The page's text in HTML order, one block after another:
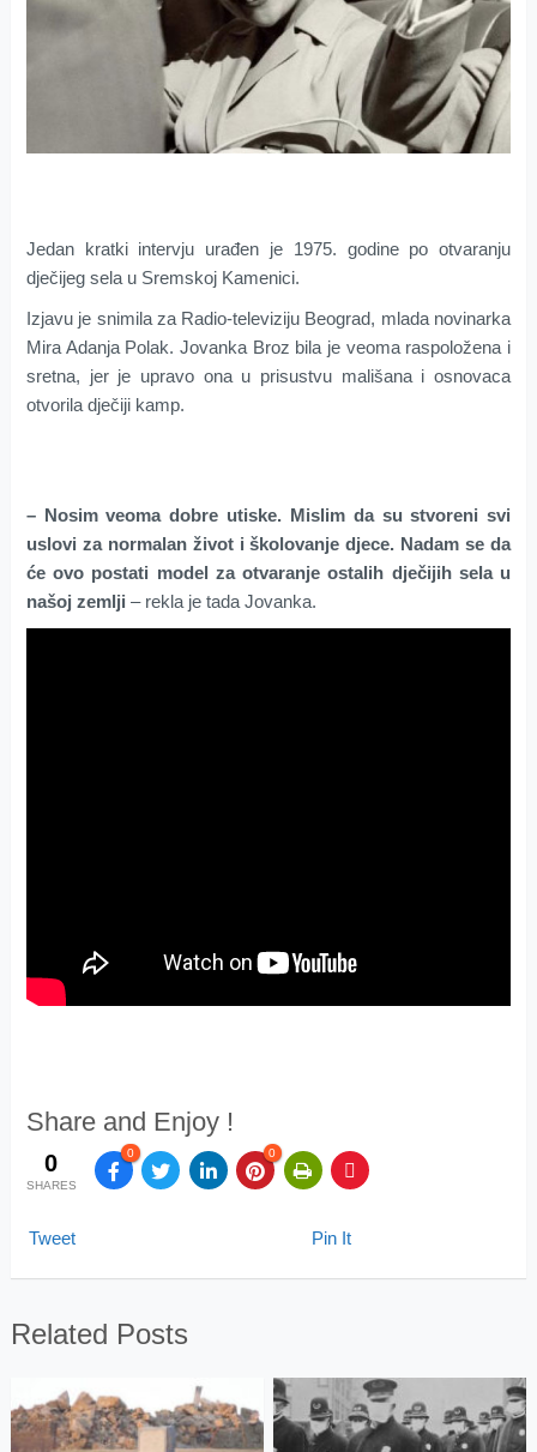
Jedan kratki intervju urađen je 1975. godine po otvaranju
dječijeg sela u Sremskoj Kamenici.
Izjavu je snimila za Radio-televiziju Beograd, mlada novinarka
Mira Adanja Polak. Jovanka Broz bila je veoma raspoložena i
sretna, jer je upravo ona u prisustvu mališana i osnovaca
otvorila dječiji kamp.
– Nosim veoma dobre utiske. Mislim da su stvoreni svi
uslovi za normalan život i školovanje djece. Nadam se da
će ovo postati model za otvaranje ostalih dječijih sela u
našoj zemlji – rekla je tada Jovanka.
Share and Enjoy !
0
SHARES
0 0
Tweet Pin It
Related Posts